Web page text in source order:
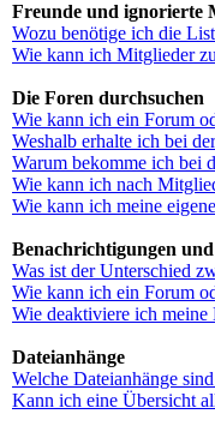
Freunde und ignorierte
Wozu benötige ich die
Wie kann ich Mitglieder
Die Foren durchsuchen
Wie kann ich ein Forum
Weshalb erhalte ich bei
Warum bekomme ich bei
Wie kann ich nach
Wie kann ich meine
Benachrichtigungen und
Was ist der Unterschied
Wie kann ich ein Forum
Wie deaktiviere ich meine
Dateianhänge
Welche Dateianhänge
Kann ich eine Übersicht